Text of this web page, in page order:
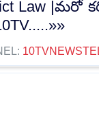
Law |మరో